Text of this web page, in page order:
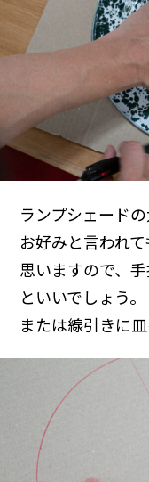
ランプシェード
お好みと言われ
思いますので、
といいでしょう。
または線引きに